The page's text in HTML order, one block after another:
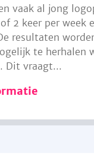
vaak al jong
2 keer per week
resultaten
te herhalen
Dit vraagt...